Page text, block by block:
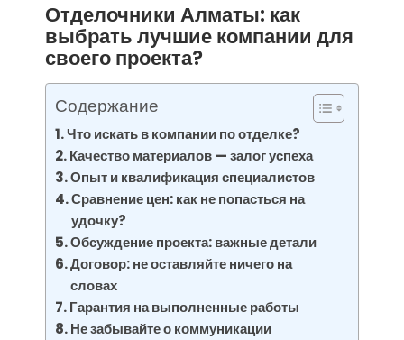
Отделочники Алматы: как
выбрать лучшие компании для
своего проекта?
Содержание
Что искать в компании по отделке?
Качество материалов — залог успеха
Опыт и квалификация специалистов
Сравнение цен: как не попасться на
удочку?
Обсуждение проекта: важные детали
Договор: не оставляйте ничего на
словах
Гарантия на выполненные работы
Не забывайте о коммуникации